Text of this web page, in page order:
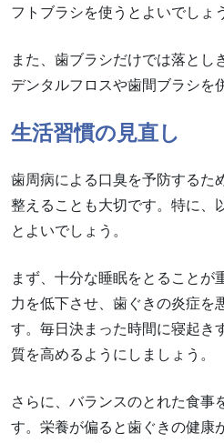
フトブラシを使うとよいでしょ
また、歯ブラシだけでは落とし
デンタルフロスや歯間ブラシを
生活習慣の見直し
歯周病による口臭を予防するた
整えることも大切です。特に、
とよいでしょう。
まず、十分な睡眠をとることが
力を低下させ、歯ぐきの炎症を
す。毎日決まった時間に寝起き
質を高めるようにしましょう。
さらに、バランスのとれた食事
す。栄養が偏ると歯ぐきの健康